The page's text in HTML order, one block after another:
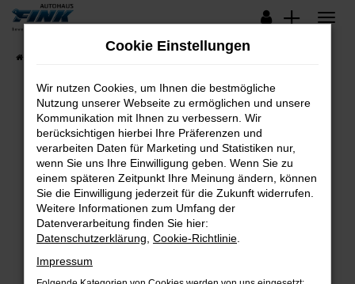
Zum
springen
Lagerfahrzeuge
Fehler: Network Error
Beim Laden ist ein Fehler aufgetreten.
Hier sind ein paar Tipps, die dir helfen können:
Überprüfe deine Firewall und deine
Internetverbindung.
Laden andere Webseiten, zum Beispiel deine
Suchmaschine?
Cookie Einstellungen
Wir nutzen Cookies, um Ihnen die bestmögliche
Nutzung unserer Webseite zu ermöglichen und unsere
Kommunikation mit Ihnen zu verbessern. Wir
berücksichtigen hierbei Ihre Präferenzen und
verarbeiten Daten für Marketing und Statistiken nur,
wenn Sie uns Ihre Einwilligung geben. Wenn Sie zu
einem späteren Zeitpunkt Ihre Meinung ändern, können
Sie die Einwilligung jederzeit für die Zukunft widerrufen.
Weitere Informationen zum Umfang der
Datenverarbeitung finden Sie hier:
Datenschutzerklärung Cookie-Richtlinie
Impressum